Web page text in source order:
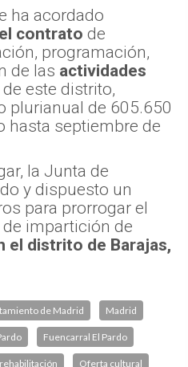
ha acordado
contrato de
programación,
de las actividades
de este distrito,
plurianual de 605.650
hasta septiembre de
la Junta de
y dispuesto un
para prorrogar el
impartición de
el distrito de Barajas,
de Madrid Madrid
Fuencarral El Pardo
Oferta cultural